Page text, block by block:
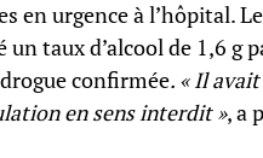
en urgence à l’hôpital.
un taux d’alcool de 1,6
confirmée. « Il
en sens interdit », a